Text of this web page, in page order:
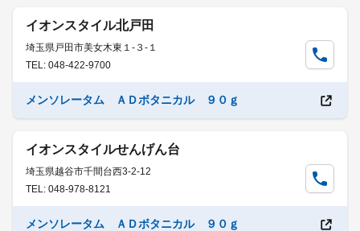
イオンスタイル北戸田
埼玉県戸田市美女木東１-３-１
TEL: 048-422-9700
メンソレータム ＡＤボタニカル ９０ｇ
イオンスタイルせんげん台
埼玉県越谷市千間台西3-2-12
TEL: 048-978-8121
メンソレータム ＡＤボタニカル ９０ｇ